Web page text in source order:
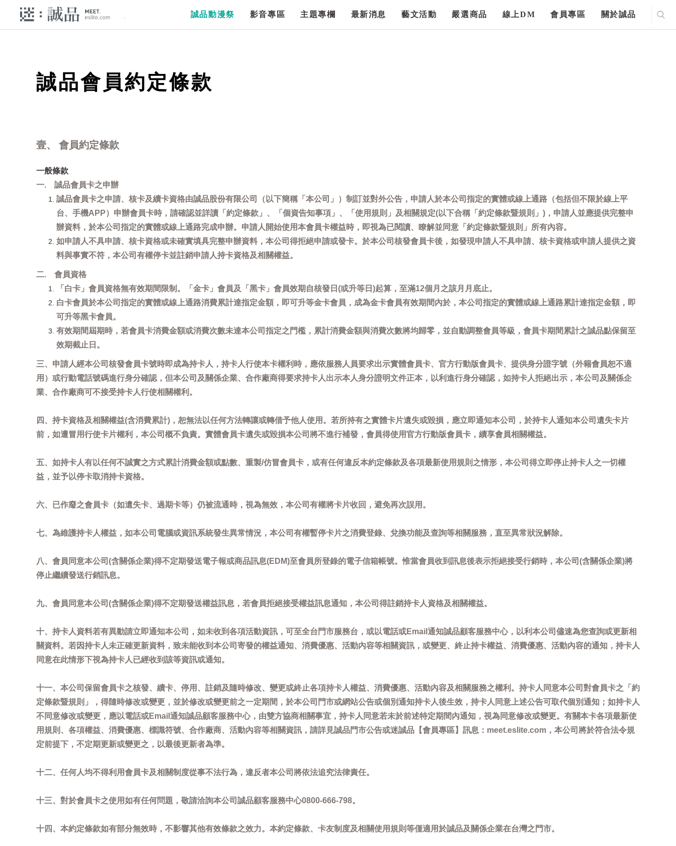
誠品動漫祭 影音專區 主題專欄 最新消息 藝文活動 嚴選商品 線上DM 會員專區 關於誠品
誠品會員約定條款
壹、 會員約定條款
一般條款
一. 誠品會員卡之申辦
誠品會員卡之申請、核卡及續卡資格由誠品股份有限公司（以下簡稱「本公司」）制訂並對外公告，申請人於本公司指定的實體或線上通路（包括但不限於線上平
台、手機APP）申辦會員卡時，請確認並詳讀「約定條款」、「個資告知事項」、「使用規則」及相關規定(以下合稱「約定條款暨規則」)，申請人並應提供完整申
辦資料，於本公司指定的實體或線上通路完成申辦。申請人開始使用本會員卡權益時，即視為已閱讀、瞭解並同意「約定條款暨規則」所有內容。
如申請人不具申請、核卡資格或未確實填具完整申辦資料，本公司得拒絕申請或發卡。於本公司核發會員卡後，如發現申請人不具申請、核卡資格或申請人提供之資
料與事實不符，本公司有權停卡並註銷申請人持卡資格及相關權益。
二. 會員資格
「白卡」會員資格無有效期間限制。「金卡」會員及「黑卡」會員效期自核發日(或升等日)起算，至滿12個月之該月月底止。
白卡會員於本公司指定的實體或線上通路消費累計達指定金額，即可升等金卡會員，成為金卡會員有效期間內於，本公司指定的實體或線上通路累計達指定金額，即
可升等黑卡會員。
有效期間屆期時，若會員卡消費金額或消費次數未達本公司指定之門檻，累計消費金額與消費次數將均歸零，並自動調整會員等級，會員卡期間累計之誠品點保留至
效期截止日。
三、申請人經本公司核發會員卡號時即成為持卡人，持卡人行使本卡權利時，應依服務人員要求出示實體會員卡、官方行動版會員卡、提供身分證字號（外籍會員恕不適
用）或行動電話號碼進行身分確認，但本公司及關係企業、合作廠商得要求持卡人出示本人身分證明文件正本，以利進行身分確認，如持卡人拒絕出示，本公司及關係企
業、合作廠商可不接受持卡人行使相關權利。
四、持卡資格及相關權益(含消費累計)，恕無法以任何方法轉讓或轉借予他人使用。若所持有之實體卡片遺失或毀損，應立即通知本公司，於持卡人通知本公司遺失卡片
前，如遭冒用行使卡片權利，本公司概不負責。實體會員卡遺失或毀損本公司將不進行補發，會員得使用官方行動版會員卡，續享會員相關權益。
五、如持卡人有以任何不誠實之方式累計消費金額或點數、重製/仿冒會員卡，或有任何違反本約定條款及各項最新使用規則之情形，本公司得立即停止持卡人之一切權
益，並予以停卡取消持卡資格。
六、已作廢之會員卡（如遺失卡、過期卡等）仍被流通時，視為無效，本公司有權將卡片收回，避免再次誤用。
七、為維護持卡人權益，如本公司電腦或資訊系統發生異常情況，本公司有權暫停卡片之消費登錄、兌換功能及查詢等相關服務，直至異常狀況解除。
八、會員同意本公司(含關係企業)得不定期發送電子報或商品訊息(EDM)至會員所登錄的電子信箱帳號。惟當會員收到訊息後表示拒絕接受行銷時，本公司(含關係企業)將
停止繼續發送行銷訊息。
九、會員同意本公司(含關係企業)得不定期發送權益訊息，若會員拒絕接受權益訊息通知，本公司得註銷持卡人資格及相關權益。
十、持卡人資料若有異動請立即通知本公司，如未收到各項活動資訊，可至全台門市服務台，或以電話或Email通知誠品顧客服務中心，以利本公司儘速為您查詢或更新相
關資料。若因持卡人未正確更新資料，致未能收到本公司寄發的權益通知、消費優惠、活動內容等相關資訊，或變更、終止持卡權益、消費優惠、活動內容的通知，持卡人
同意在此情形下視為持卡人已經收到該等資訊或通知。
十一、本公司保留會員卡之核發、續卡、停用、註銷及隨時修改、變更或終止各項持卡人權益、消費優惠、活動內容及相關服務之權利。持卡人同意本公司對會員卡之「約
定條款暨規則」，得隨時修改或變更，並於修改或變更前之一定期間，於本公司門市或網站公告或個別通知持卡人後生效，持卡人同意上述公告可取代個別通知；如持卡人
不同意修改或變更，應以電話或Email通知誠品顧客服務中心，由雙方協商相關事宜，持卡人同意若未於前述特定期間內通知，視為同意修改或變更。有關本卡各項最新使
用規則、各項權益、消費優惠、標識符號、合作廠商、活動內容等相關資訊，請詳見誠品門市公告或迷誠品【會員專區】訊息：meet.eslite.com，本公司將於符合法令規
定前提下，不定期更新或變更之，以最後更新者為準。
十二、任何人均不得利用會員卡及相關制度從事不法行為，違反者本公司將依法追究法律責任。
十三、對於會員卡之使用如有任何問題，敬請洽詢本公司誠品顧客服務中心0800-666-798。
十四、本約定條款如有部分無效時，不影響其他有效條款之效力。本約定條款、卡友制度及相關使用規則等僅適用於誠品及關係企業在台灣之門市。